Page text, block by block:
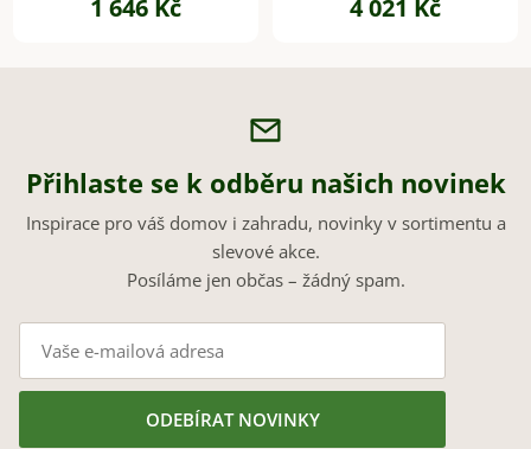
1 646 Kč 4 021 Kč
Přihlaste se k odběru našich novinek
Inspirace pro váš domov i zahradu, novinky v sortimentu a
slevové akce.
Posíláme jen občas – žádný spam.
ODEBÍRAT NOVINKY